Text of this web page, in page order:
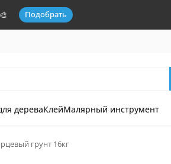
Подобрать
дереваКлейМалярный инструмент
грунт 16кг